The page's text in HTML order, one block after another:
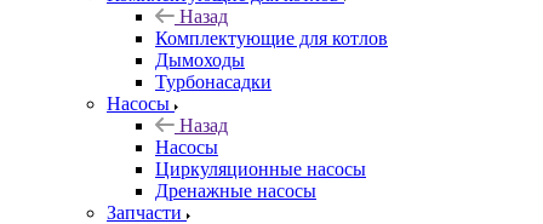
Назад
Комплектующие для котлов
Дымоходы
Турбонасадки
Насосы
Назад
Насосы
Циркуляционные насосы
Дренажные насосы
Запчасти